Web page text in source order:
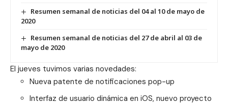
Resumen semanal de noticias del 04 al 10 de mayo de
2020
Resumen semanal de noticias del 27 de abril al 03 de
mayo de 2020
El jueves tuvimos varias novedades:
Nueva patente de notificaciones pop-up
Interfaz de usuario dinámica en iOS, nuevo proyecto